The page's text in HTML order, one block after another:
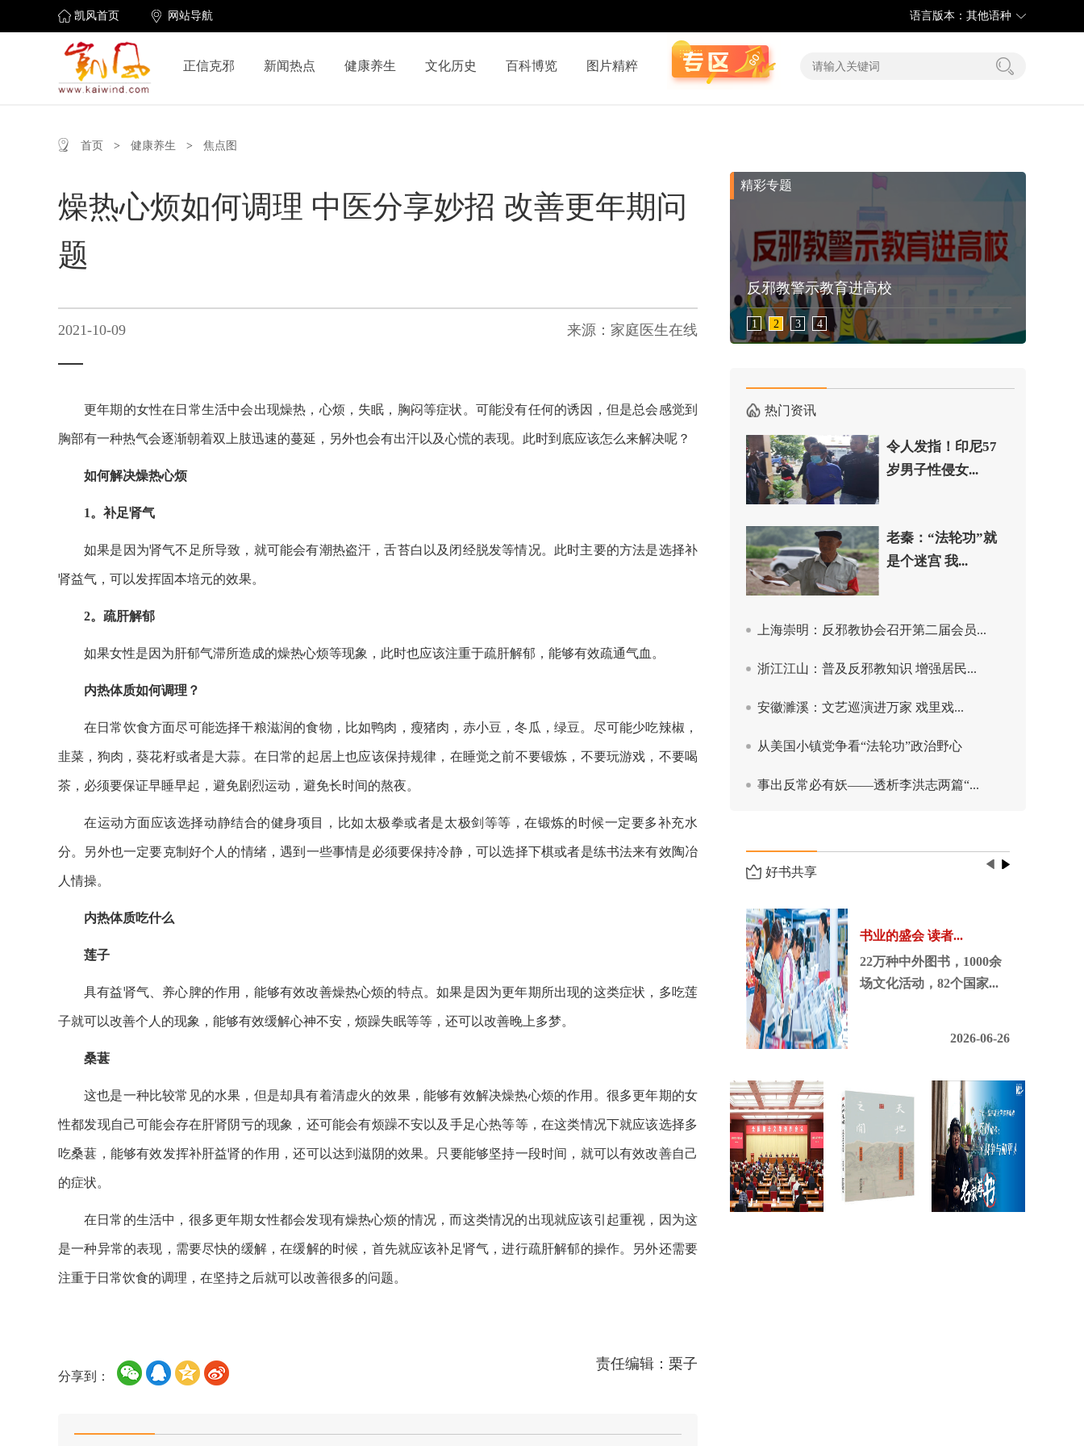
凯风首页 网站导航 语言版本：其他语种
正信克邪 新闻热点 健康养生 文化历史 百科博览 图片精粹
首页 > 健康养生 > 焦点图
燥热心烦如何调理 中医分享妙招 改善更年期问
题
2021-10-09 来源：家庭医生在线
更年期的女性在日常生活中会出现燥热，心烦，失眠，胸闷等症状。可能没有任何的诱因，但是总会感觉到
胸部有一种热气会逐渐朝着双上肢迅速的蔓延，另外也会有出汗以及心慌的表现。此时到底应该怎么来解决呢？
如何解决燥热心烦
1。补足肾气
如果是因为肾气不足所导致，就可能会有潮热盗汗，舌苔白以及闭经脱发等情况。此时主要的方法是选择补
肾益气，可以发挥固本培元的效果。
2。疏肝解郁
如果女性是因为肝郁气滞所造成的燥热心烦等现象，此时也应该注重于疏肝解郁，能够有效疏通气血。
内热体质如何调理？
在日常饮食方面尽可能选择干粮滋润的食物，比如鸭肉，瘦猪肉，赤小豆，冬瓜，绿豆。尽可能少吃辣椒，
韭菜，狗肉，葵花籽或者是大蒜。在日常的起居上也应该保持规律，在睡觉之前不要锻炼，不要玩游戏，不要喝
茶，必须要保证早睡早起，避免剧烈运动，避免长时间的熬夜。
在运动方面应该选择动静结合的健身项目，比如太极拳或者是太极剑等等，在锻炼的时候一定要多补充水
分。另外也一定要克制好个人的情绪，遇到一些事情是必须要保持冷静，可以选择下棋或者是练书法来有效陶冶
人情操。
内热体质吃什么
莲子
具有益肾气、养心脾的作用，能够有效改善燥热心烦的特点。如果是因为更年期所出现的这类症状，多吃莲
子就可以改善个人的现象，能够有效缓解心神不安，烦躁失眠等等，还可以改善晚上多梦。
桑葚
这也是一种比较常见的水果，但是却具有着清虚火的效果，能够有效解决燥热心烦的作用。很多更年期的女
性都发现自己可能会存在肝肾阴亏的现象，还可能会有烦躁不安以及手足心热等等，在这类情况下就应该选择多
吃桑葚，能够有效发挥补肝益肾的作用，还可以达到滋阴的效果。只要能够坚持一段时间，就可以有效改善自己
的症状。
在日常的生活中，很多更年期女性都会发现有燥热心烦的情况，而这类情况的出现就应该引起重视，因为这
是一种异常的表现，需要尽快的缓解，在缓解的时候，首先就应该补足肾气，进行疏肝解郁的操作。另外还需要
注重于日常饮食的调理，在坚持之后就可以改善很多的问题。
分享到：
责任编辑：栗子